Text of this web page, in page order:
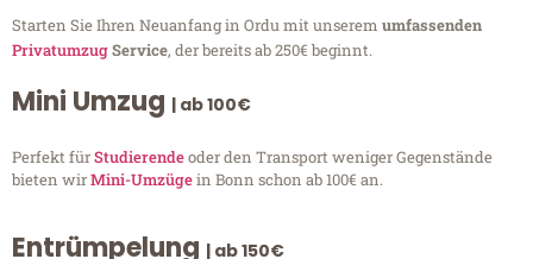
Starten Sie Ihren Neuanfang in Ordu mit unserem umfassenden
PrivatumzugService, der bereits ab 250€ beginnt.
Mini Umzug | ab 100€
Perfekt fürStudierendeoder den Transport weniger Gegenstände
bieten wirMini-Umzügein Bonn schon ab 100€ an.
Entrümpelung | ab 150€